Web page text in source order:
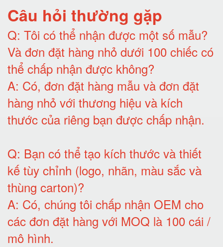
Câu hỏi thường gặp
Q: Tôi có thể nhận được một số mẫu?
Và đơn đặt hàng nhỏ dưới 100 chiếc có
thể chấp nhận được không?
A: Có, đơn đặt hàng mẫu và đơn đặt
hàng nhỏ với thương hiệu và kích
thước của riêng bạn được chấp nhận.
Q: Bạn có thể tạo kích thước và thiết
kế tùy chỉnh (logo, nhãn, màu sắc và
thùng carton)?
A: Có, chúng tôi chấp nhận OEM cho
các đơn đặt hàng với MOQ là 100 cái /
mô hình.